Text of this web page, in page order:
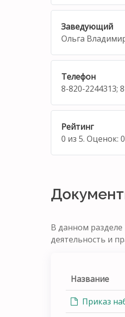
Заведующий
Ольга
Телефон
8-820-2244313;
Рейтинг
0 из 5. Оценок: 0
В данном
деятельность и
Название
Приказ